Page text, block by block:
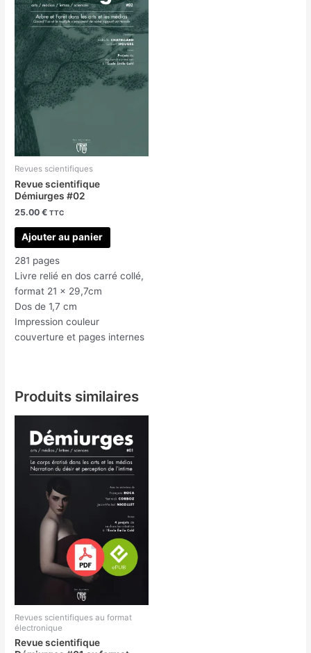
Revues scientifiques
Revue scientifique
Démiurges #02
25.00€ TTC
Ajouter au panier
281 pages
Livre relié en dos carré collé,
format 21 x 29,7cm
Dos de 1,7 cm
Impression couleur
couverture et pages internes
Produits similaires
Revues scientifiques au format
électronique
Revue scientifique